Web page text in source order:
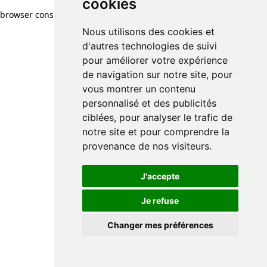
cookies
Nous utilisons des cookies et
d'autres technologies de suivi
pour améliorer votre expérience
de navigation sur notre site, pour
vous montrer un contenu
personnalisé et des publicités
ciblées, pour analyser le trafic de
notre site et pour comprendre la
provenance de nos visiteurs.
J'accepte
Je refuse
Changer mes préférences
browser console for more information)